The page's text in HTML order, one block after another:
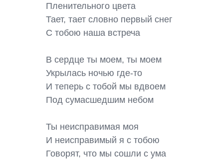
Пленительного цвета
Тает, тает словно первый снег
С тобою наша встреча
В сердце ты моем, ты моем
Укрылась ночью где-то
И теперь с тобой мы вдвоем
Под сумасшедшим небом
Ты неисправимая моя
И неисправимый я с тобою
Говорят, что мы сошли с ума